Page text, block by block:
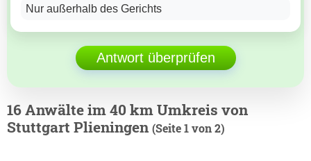
Nur außerhalb des Gerichts
Antwort überprüfen
16 Anwälte im 40 km Umkreis von
Stuttgart Plieningen (Seite 1 von 2)